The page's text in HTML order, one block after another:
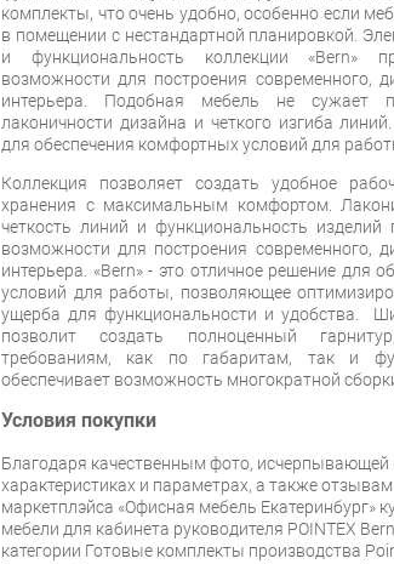
комплекты, что очень удобно, особенно если
в помещении с нестандартной планировкой.
и функциональность коллекции «Bern»
возможности для построения современного,
интерьера. Подобная мебель не сужает
лаконичности дизайна и четкого изгиба
для обеспечения комфортных условий для
Коллекция позволяет создать удобное
хранения с максимальным комфортом.
четкость линий и функциональность изделий
возможности для построения современного,
интерьера. «Bern» - это отличное решение для
условий для работы, позволяющее
ущерба для функциональности и удобства.
позволит создать полноценный
требованиям, как по габаритам, так и
обеспечивает возможность многократной
Условия покупки
Благодаря качественным фото,
характеристиках и параметрах, а также отзывам
маркетплэйса «Офисная мебель Екатеринбург»
мебели для кабинета руководителя POINTEX
категории Готовые комплекты производства